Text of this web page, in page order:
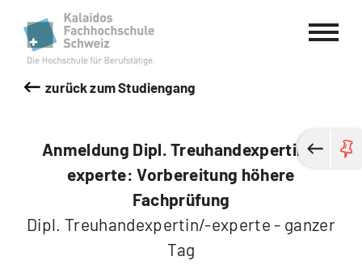
Kalaidos Fachhochschule Schweiz
zurück zum Studiengang
Anmeldung Dipl. Treuhandexpertin/-
experte: Vorbereitung höhere
Fachprüfung
Dipl. Treuhandexpertin/-experte - ganzer
Tag